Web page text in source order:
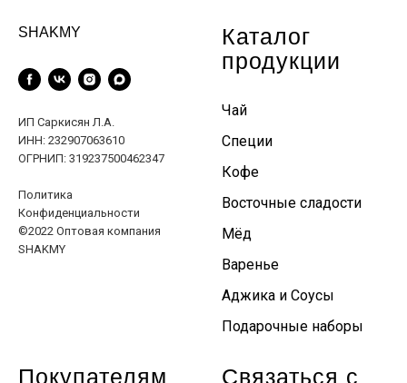
SHAKMY
ИП Саркисян Л.А.
ИНН: 232907063610
ОГРНИП: 319237500462347
Политика
Конфиденциальности
©2022 Оптовая компания
SHAKMY
Каталог
продукции
Чай
Специи
Кофе
Восточные сладости
Мёд
Варенье
Аджика и Соусы
Подарочные наборы
Покупателям Связаться с